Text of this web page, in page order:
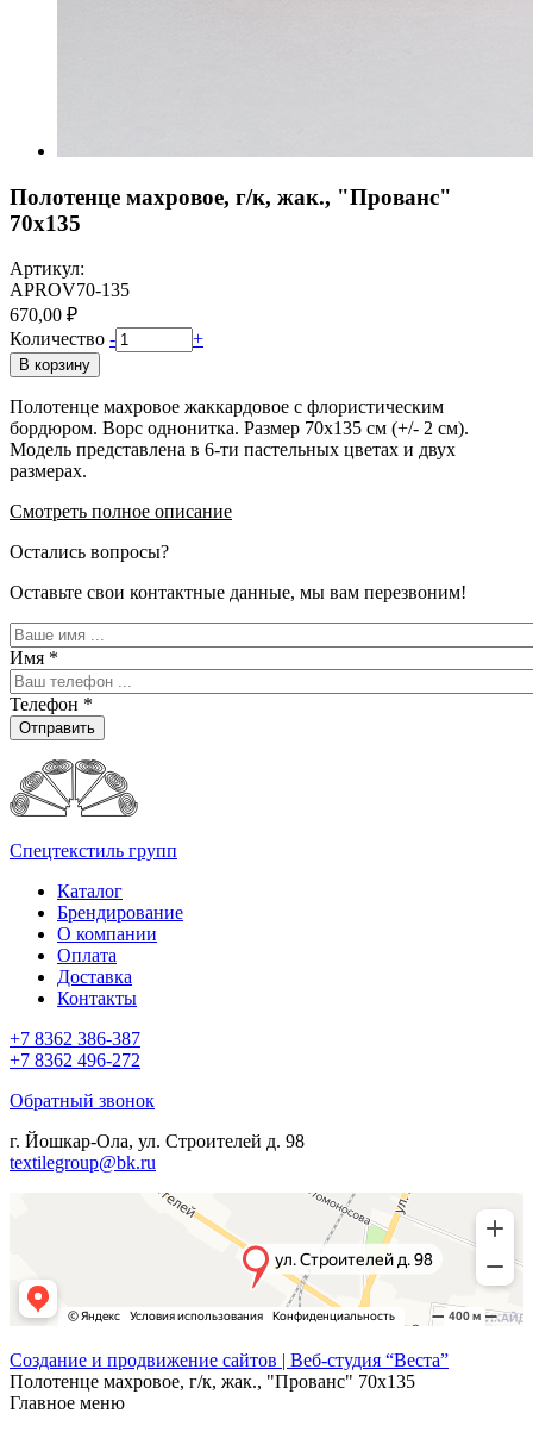
Полотенце махровое, г/к, жак., "Прованс"
70х135
Артикул:
APROV70-135
670,00 ₽
Количество - +
В корзину
Полотенце махровое жаккардовое с флористическим
бордюром. Ворс однонитка. Размер 70х135 см (+/- 2 см).
Модель представлена в 6-ти пастельных цветах и двух
размерах.
Смотреть полное описание
Остались вопросы?
Оставьте свои контактные данные, мы вам перезвоним!
Имя *
Телефон *
Отправить
Спецтекстиль групп
Каталог
Брендирование
О компании
Оплата
Доставка
Контакты
+7 8362 386-387
+7 8362 496-272
Обратный звонок
г. Йошкар-Ола, ул. Строителей д. 98
textilegroup@bk.ru
Создание и продвижение сайтов | Веб-студия “Веста”
Полотенце махровое, г/к, жак., "Прованс" 70х135
Главное меню